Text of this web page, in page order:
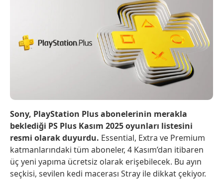
Sony, PlayStation Plus abonelerinin merakla
beklediği PS Plus Kasım 2025 oyunları listesini
resmi olarak duyurdu. Essential, Extra ve Premium
katmanlarındaki tüm aboneler, 4 Kasım’dan itibaren
üç yeni yapıma ücretsiz olarak erişebilecek. Bu ayın
seçkisi, sevilen kedi macerası Stray ile dikkat çekiyor.